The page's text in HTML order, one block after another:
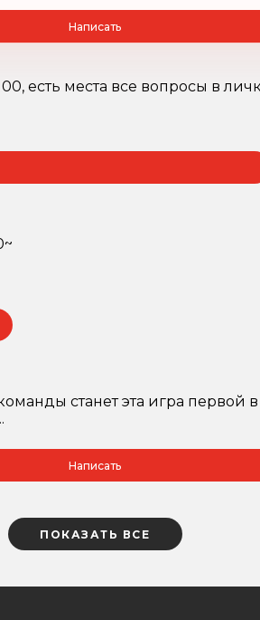
Написать
есть места все вопросы в
станет эта игра первой
Написать
ПОКАЗАТЬ ВСЕ